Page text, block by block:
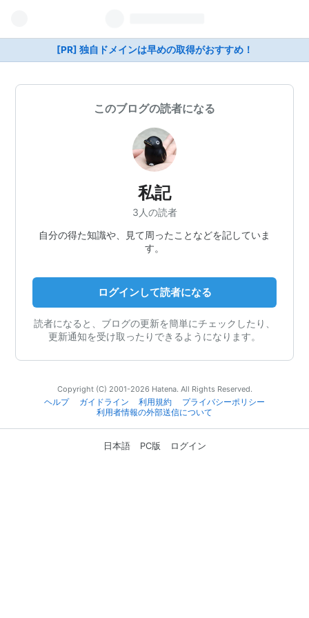
[PR] 独自ドメインは早めの取得がおすすめ！
このブログの読者になる
私記
3人の読者
自分の得た知識や、見て周ったことなどを記していま
す。
ログインして読者になる
読者になると、ブログの更新を簡単にチェックしたり、
更新通知を受け取ったりできるようになります。
Copyright (C) 2001-2026 Hatena. All Rights Reserved.
ヘルプ
ガイドライン 利用規約
プライバシーポリシー
利用者情報の外部送信について
日本語 PC版 ログイン